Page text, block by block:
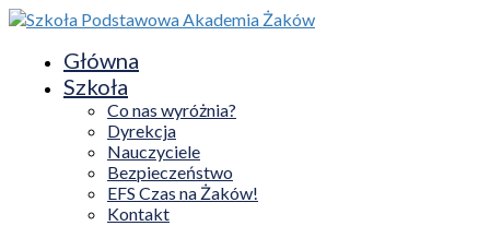
Główna
Szkoła
Co nas wyróżnia?
Dyrekcja
Nauczyciele
Bezpieczeństwo
EFS Czas na Żaków!
Kontakt